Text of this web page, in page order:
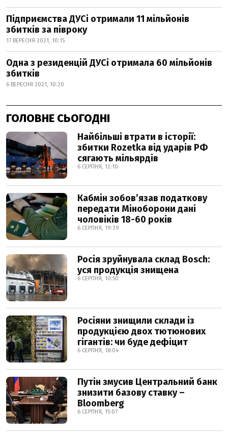
Підприємства ДУСі отримали 11 мільйонів
збитків за півроку
17 ВЕРЕСНЯ 2021, 10:15
Одна з резиденцій ДУСі отримала 60 мільйонів
збитків
6 ВЕРЕСНЯ 2021, 10:20
ГОЛОВНЕ СЬОГОДНІ
Найбільші втрати в історії:
збитки Rozetka від ударів РФ
сягають мільярдів
6 СЕРПНЯ, 12:10
Кабмін зобовʼязав податкову
передати Міноборони дані
чоловіків 18-60 років
6 СЕРПНЯ, 19:39
Росія зруйнувала склад Bosch:
уся продукція знищена
6 СЕРПНЯ, 10:50
Росіяни знищили склади із
продукцією двох тютюнових
гігантів: чи буде дефіцит
6 СЕРПНЯ, 18:04
Путін змусив Центральний банк
знизити базову ставку –
Bloomberg
6 СЕРПНЯ, 15:07